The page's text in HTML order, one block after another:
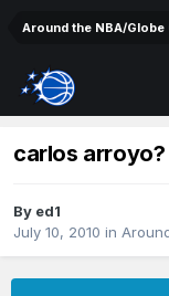
Around the NBA/Globe
carlos arroyo?
By ed1
July 10, 2010 in